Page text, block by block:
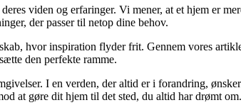
viden og erfaringer. Vi mener, at et hjem er
der passer til netop dine behov.
hvor inspiration flyder frit. Gennem vores
den perfekte ramme.
I en verden, der altid er i forandring,
at gøre dit hjem til det sted, du altid har drømt om.